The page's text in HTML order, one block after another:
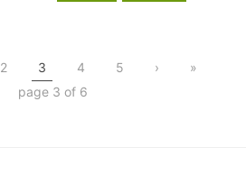
2 3 4 5 ›
»
page 3 of 6